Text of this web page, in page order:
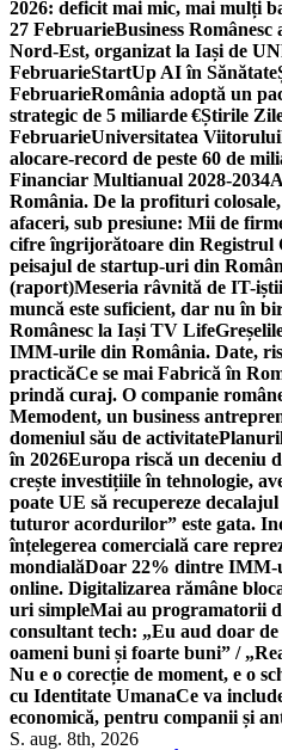
2026: deficit mai mic, mai mulți
27 FebruarieBusiness
Nord-Est, organizat la Iași de
FebruarieStartUp AI în Sănătate
FebruarieRomânia adoptă un
strategic de 5 miliarde €Știrile
FebruarieUniversitatea Viitorului
alocare-record de peste 60 de
Financiar Multianual 2028-2034
România. De la profituri
afaceri, sub presiune: Mii de
cifre îngrijorătoare din Registrul
peisajul de startup-uri din
(raport)Meseria râvnită de IT-
muncă este suficient, dar nu în
Românesc la Iași TV Life
IMM-urile din România. Date,
practicăCe se mai Fabrică în
prindă curaj. O companie
Memodent, un business
domeniul său de activitate
în 2026Europa riscă un deceniu
crește investițiile în tehnologie,
poate UE să recupereze
tuturor acordurilor” este gata.
înțelegerea comercială care
mondialăDoar 22% dintre IMM-
online. Digitalizarea rămâne
uri simpleMai au programatorii
consultant tech: „Eu aud doar
oameni buni și foarte buni” /
Nu e o corecție de moment, e o
cu Identitate UmanaCe va
economică, pentru companii și
S. aug. 8th, 2026